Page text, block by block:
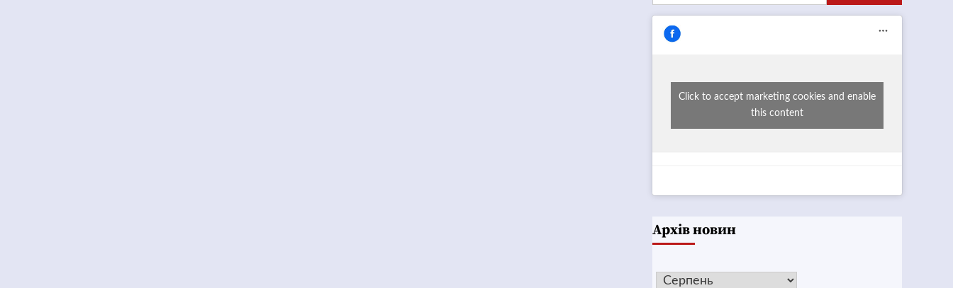
Click to accept marketing cookies and enable
this content
Архів новин